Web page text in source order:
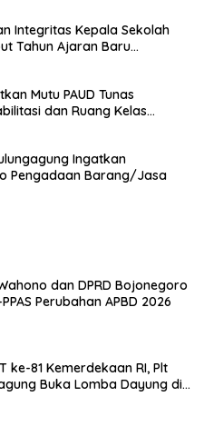
Integritas Kepala Sekolah
Tahun Ajaran Baru
Mutu PAUD Tunas
dan Ruang Kelas
Ingatkan
Pengadaan Barang/Jasa
dan DPRD Bojonegoro
Perubahan APBD 2026
ke-81 Kemerdekaan RI, Plt
Buka Lomba Dayung di